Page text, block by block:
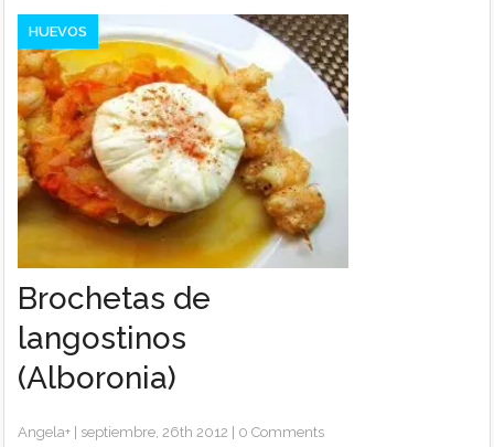
HUEVOS
Brochetas de
langostinos
(Alboronia)
Angela+ septiembre, 26th 2012 0 Comments